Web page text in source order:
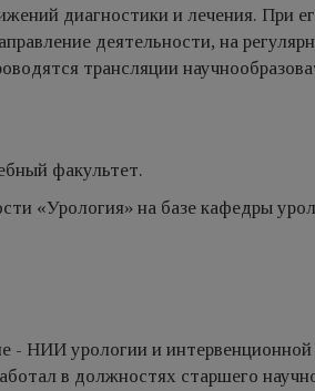
диагностики и лечения. При
деятельности, на
трансляции
факультет.
«Урология» на базе кафедры
- НИИ урологии и
в должностях старшего